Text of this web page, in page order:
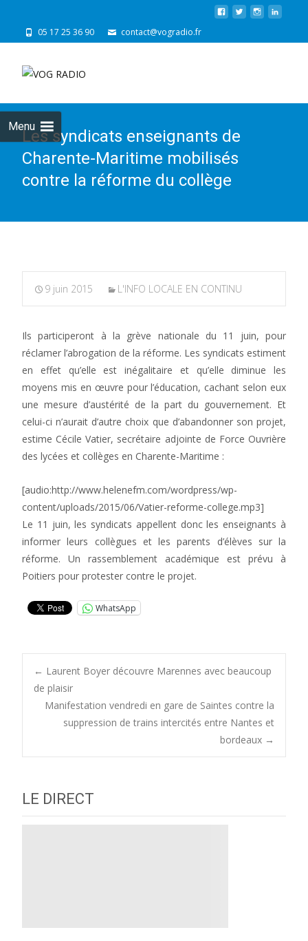
05 17 25 36 90 contact@vogradio.fr
Menu
Les syndicats enseignants de
Charente-Maritime mobilisés
contre la réforme du collège
9 juin 2015 L'INFO LOCALE EN CONTINU
Ils participeront à la grève nationale du 11 juin, pour
réclamer l’abrogation de la réforme. Les syndicats estiment
en effet qu’elle est inégalitaire et qu’elle diminue les
moyens mis en œuvre pour l’éducation, cachant selon eux
une mesure d’austérité de la part du gouvernement. Et
celui-ci n’aurait d’autre choix que d’abandonner son projet,
estime Cécile Vatier, secrétaire adjointe de Force Ouvrière
des lycées et collèges en Charente-Maritime :
[audio:http://www.helenefm.com/wordpress/wp-
content/uploads/2015/06/Vatier-reforme-college.mp3]
Le 11 juin, les syndicats appellent donc les enseignants à
informer leurs collègues et les parents d’élèves sur la
réforme. Un rassemblement académique est prévu à
Poitiers pour protester contre le projet.
WhatsApp
Post
navigation
← Laurent Boyer découvre Marennes avec beaucoup
de plaisir
Manifestation vendredi en gare de Saintes contre la
suppression de trains intercités entre Nantes et
bordeaux →
LE DIRECT